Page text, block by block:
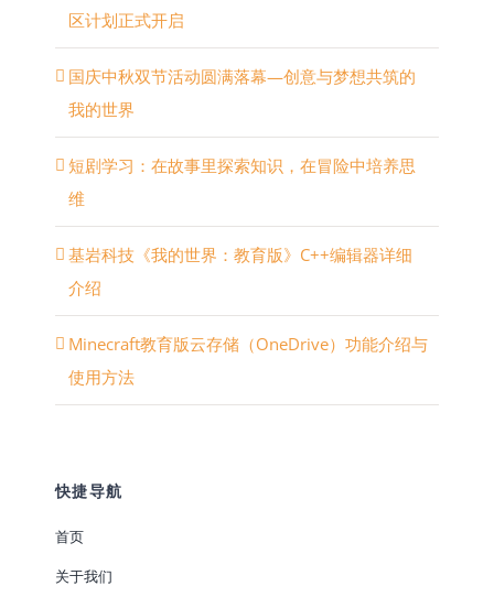
区计划正式开启
国庆中秋双节活动圆满落幕—创意与梦想共筑的
我的世界
短剧学习：在故事里探索知识，在冒险中培养思
维
基岩科技《我的世界：教育版》C++编辑器详细
介绍
Minecraft教育版云存储（OneDrive）功能介绍与
使用方法
快捷导航
首页
关于我们